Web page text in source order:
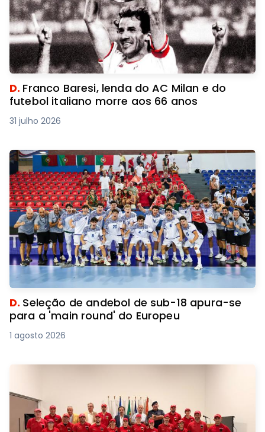
D. Franco Baresi, lenda do AC Milan e do
futebol italiano morre aos 66 anos
31 julho 2026
D. Seleção de andebol de sub-18 apura-se
para a 'main round' do Europeu
1 agosto 2026